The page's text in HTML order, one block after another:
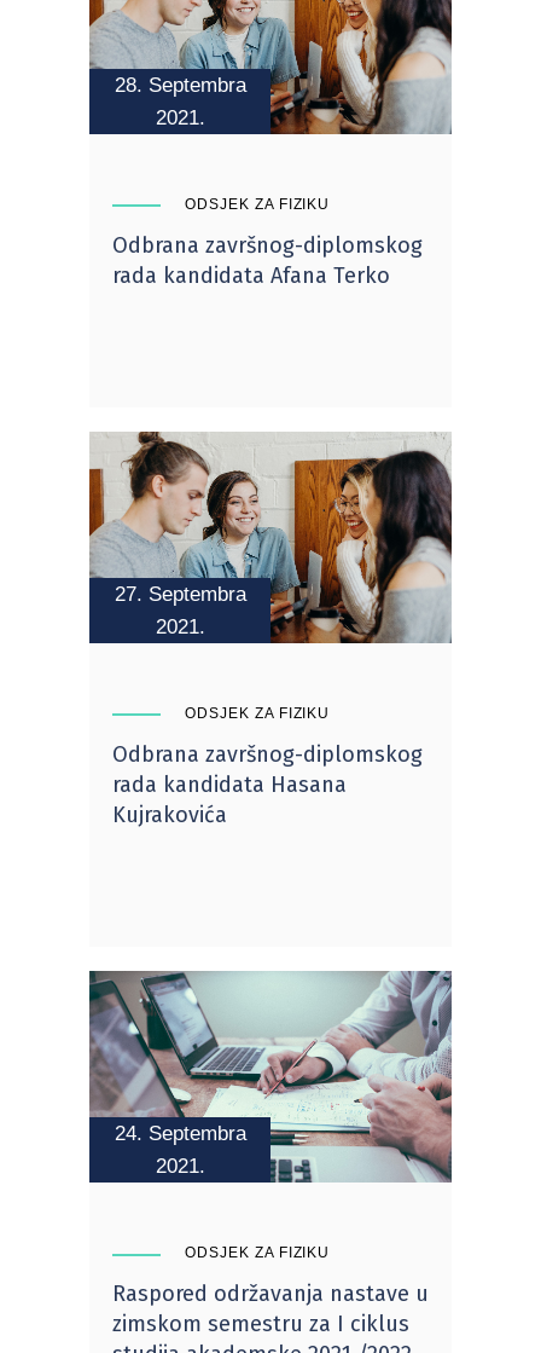
28. Septembra
2021.
ODSJEK ZA FIZIKU
Odbrana završnog-diplomskog
rada kandidata Afana Terko
27. Septembra
2021.
ODSJEK ZA FIZIKU
Odbrana završnog-diplomskog
rada kandidata Hasana
Kujrakovića
24. Septembra
2021.
ODSJEK ZA FIZIKU
Raspored održavanja nastave u
zimskom semestru za I ciklus